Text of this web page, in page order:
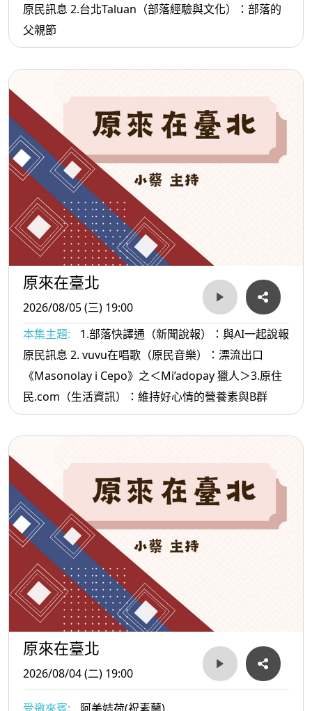
原民訊息 2.台北Taluan（部落經驗與文化）：部落的
父親節
原來在臺北
2026/08/05 (三) 19:00
本集主題:
1.部落快譯通（新聞說報）：與AI一起說報
原民訊息 2. vuvu在唱歌（原民音樂）：漂流出口
《Masonolay i Cepo》之＜Mi’adopay 獵人＞3.原住
民.com（生活資訊）：維持好心情的營養素與B群
原來在臺北
2026/08/04 (二) 19:00